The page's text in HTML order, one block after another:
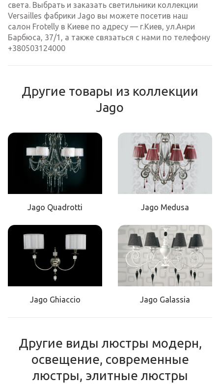
света. Выбрать и заказать светильники коллекции
Versailles фабрики Jago вы можете посетив наш
салон Frotelly в Киеве по адресу — г.Киев, ул.Анри
Барбюса, 37/1, а также связаться с нами по телефону
+380503124000
Другие товары из коллекции
Jago
Jago Quadrotti Jago Medusa
Jago Ghiaccio Jago Galassia
Другие виды люстры модерн,
освещение, современные
люстры, элитные люстры